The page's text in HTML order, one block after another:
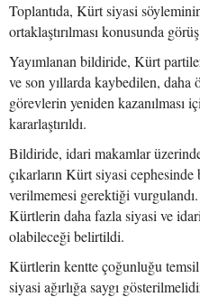
Toplantıda, Kürt siyasi
ortaklaştırılması konusunda
Yayımlanan bildiride, Kürt
ve son yıllarda kaybedilen,
görevlerin yeniden kazanılması
kararlaştırıldı.
Bildiride, idari makamlar
çıkarların Kürt siyasi
verilmemesi gerektiği
Kürtlerin daha fazla siyasi ve
olabileceği belirtildi.
Kürtlerin kentte çoğunluğu
siyasi ağırlığa saygı